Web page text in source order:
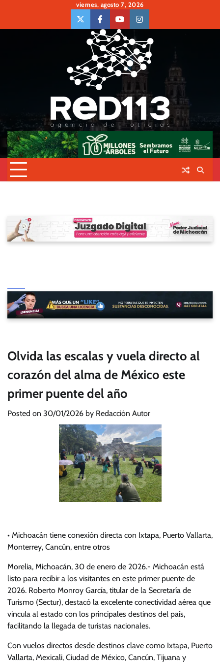
content
viernes, agosto 7, 2026
twiter Face Youtubeinsta
Olvida las escalas y vuela directo al
corazón del alma de México este
primer puente del año
Posted on 30/01/2026 by Redacción Autor
• Michoacán tiene conexión directa con Ixtapa, Puerto Vallarta,
Monterrey, Cancún, entre otros
Morelia, Michoacán, 30 de enero de 2026.- Michoacán está
listo para recibir a los visitantes en este primer puente de
2026. Roberto Monroy García, titular de la Secretaría de
Turismo (Sectur), destacó la excelente conectividad aérea que
vincula al estado con los principales destinos del país,
facilitando la llegada de turistas nacionales.
Con vuelos directos desde destinos clave como Ixtapa, Puerto
Vallarta, Mexicali, Ciudad de México, Cancún, Tijuana y